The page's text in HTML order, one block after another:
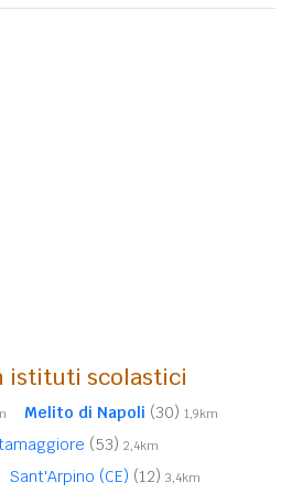
istituti scolastici
Melito di Napoli (30) 1,9km
(53) 2,4km
Sant'Arpino (CE) (12) 3,4km